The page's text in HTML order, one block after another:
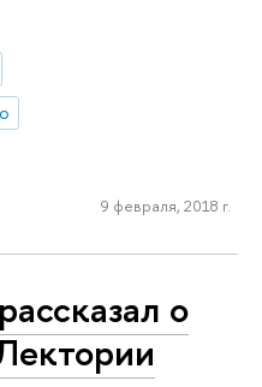
9 февраля, 2018 г.
о